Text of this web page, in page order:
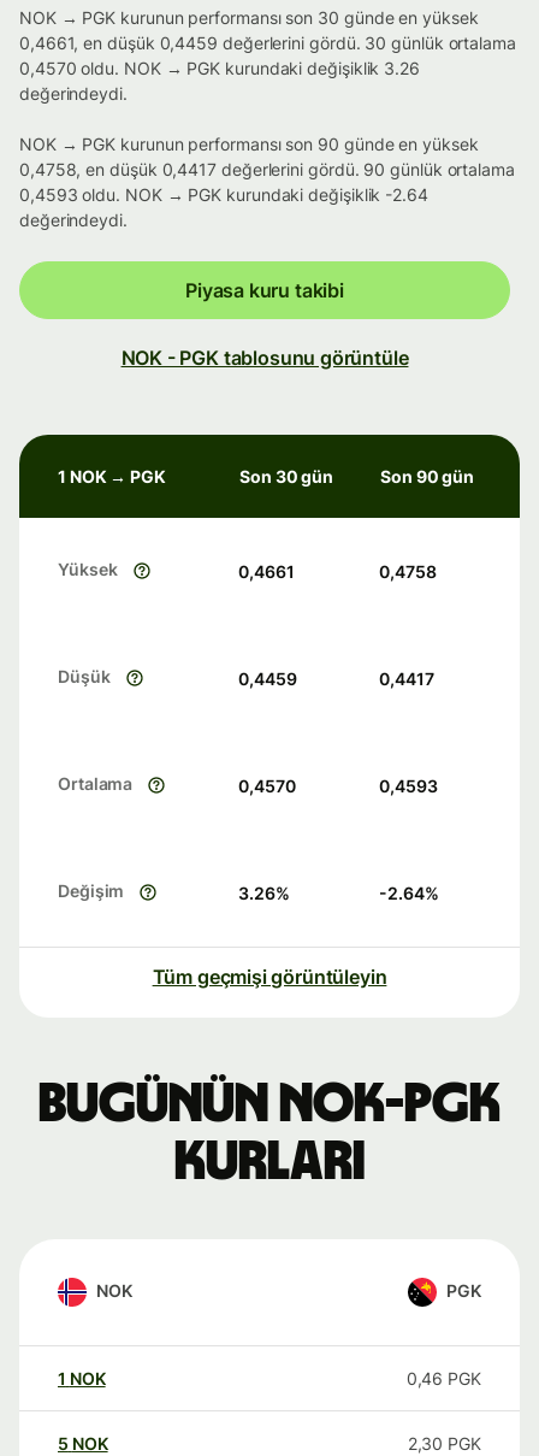
NOK → PGK kurunun performansı son 30 günde en yüksek
0,4661, en düşük 0,4459 değerlerini gördü. 30 günlük ortalama
0,4570 oldu. NOK → PGK kurundaki değişiklik 3.26
değerindeydi.
NOK → PGK kurunun performansı son 90 günde en yüksek
0,4758, en düşük 0,4417 değerlerini gördü. 90 günlük ortalama
0,4593 oldu. NOK → PGK kurundaki değişiklik -2.64
değerindeydi.
Piyasa kuru takibi
NOK - PGK tablosunu görüntüle
1 NOK → PGK Son 30 gün Son 90 gün
Yüksek 0,4661 0,4758
Düşük 0,4459 0,4417
Ortalama 0,4570 0,4593
Değişim 3.26% -2.64%
Tüm geçmişi görüntüleyin
Bugünün NOK-PGK
kurları
NOK PGK
1 NOK 0,46 PGK
5 NOK 2,30 PGK